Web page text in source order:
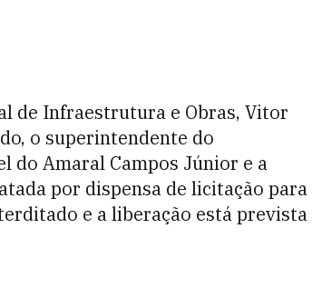
de Infraestrutura e Obras, Vitor
o superintendente do
do Amaral Campos Júnior e a
por dispensa de licitação para
e a liberação está prevista